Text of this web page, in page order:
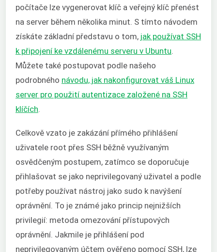
počítače lze vygenerovat klíč a veřejný klíč přenést
na server během několika minut. S tímto návodem
získáte základní představu o tom, jak používat SSH
k připojení ke vzdálenému serveru v Ubuntu.
Můžete také postupovat podle našeho
podrobného návodu, jak nakonfigurovat váš Linux
server pro použití autentizace založené na SSH
klíčích.
Celkově vzato je zakázání přímého přihlášení
uživatele root přes SSH běžně využívaným
osvědčeným postupem, zatímco se doporučuje
přihlašovat se jako neprivilegovaný uživatel a podle
potřeby používat nástroj jako sudo k navýšení
oprávnění. To je známé jako princip nejnižších
privilegií: metoda omezování přístupových
oprávnění. Jakmile je přihlášení pod
neprivilegovaným účtem ověřeno pomocí SSH, lze